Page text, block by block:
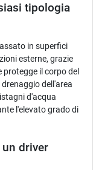
tipologia
in superfici
esterne, grazie
il corpo del
dell'area
d'acqua
l'elevato grado di
un driver